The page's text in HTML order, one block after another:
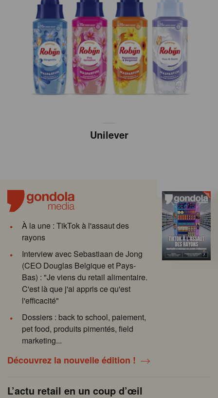
Unilever
À la une : TikTok à l'assaut des
rayons
Interview avec Sebastiaan de Jong
(CEO Douglas Belgique et Pays-
Bas) : "Je viens du retail alimentaire.
C'est là que j'ai appris ce qu'est
l'efficacité"
Dossiers : back to school, paiement,
pet food, produits pimentés, field
marketing...
Découvrez la nouvelle édition !
L’actu retail en un coup d’œil